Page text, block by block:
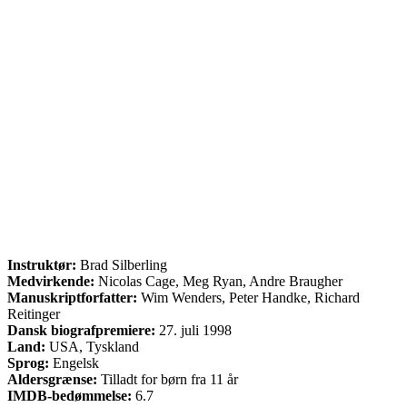
Instruktør: Brad Silberling
Medvirkende: Nicolas Cage, Meg Ryan, Andre Braugher
Manuskriptforfatter: Wim Wenders, Peter Handke, Richard
Reitinger
Dansk biografpremiere: 27. juli 1998
Land: USA, Tyskland
Sprog: Engelsk
Aldersgrænse: Tilladt for børn fra 11 år
IMDB-bedømmelse: 6.7